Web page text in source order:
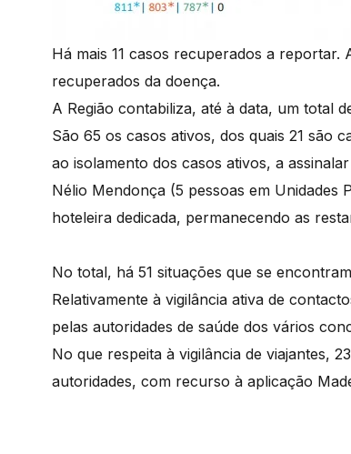
Há mais 11 casos recuperados a
recuperados da doença.
A Região contabiliza, até à data, um total
São 65 os casos ativos, dos quais 21 são
ao isolamento dos casos ativos, a
Nélio Mendonça (5 pessoas em Unidades
hoteleira dedicada, permanecendo as
No total, há 51 situações que se
Relativamente à vigilância ativa de
pelas autoridades de saúde dos vários
No que respeita à vigilância de viajantes,
autoridades, com recurso à aplicação